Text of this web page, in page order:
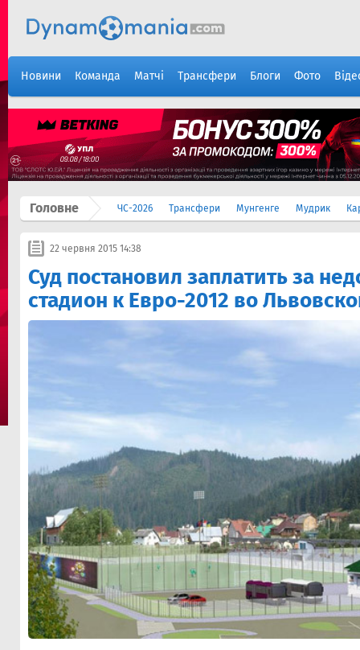
Новини Команда Матчі Трансфери Блоги Фото
Головне ЧС-2026 Трансфери Мунгенге Мудрик
22 червня 2015 14:38
Суд постановил заплатить за
стадион к Евро-2012 во